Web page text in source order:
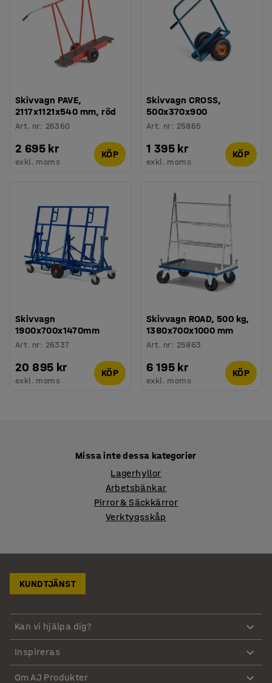
Skivvagn PAVE,
2117x1121x540 mm, röd
Art. nr: 26360
2 695 kr
exkl. moms
KÖP
Skivvagn CROSS,
500x370x900
Art. nr: 25865
1 395 kr
exkl. moms
KÖP
Skivvagn
1900x700x1470mm
Art. nr: 26337
20 895 kr
exkl. moms
KÖP
Skivvagn ROAD, 500 kg,
1380x700x1000 mm
Art. nr: 25863
6 195 kr
exkl. moms
KÖP
Missa inte dessa kategorier
Lagerhyllor
Arbetsbänkar
Pirror & Säckkärror
Verktygsskåp
KUNDTJÄNST
Kan vi hjälpa dig?
Inspireras
Om AJ Produkter